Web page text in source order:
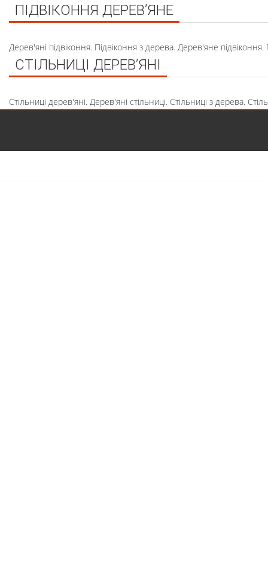
ПІДВІКОННЯ ДЕРЕВ’ЯНЕ
Дерев'яні підвіконня. Підвіконня з дерева. Дерев'яне
СТІЛЬНИЦІ ДЕРЕВ’ЯНІ
Стільниці дерев'яні. Дерев'яні стільниці. Стільниці з дерева.